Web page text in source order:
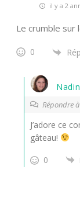
il y a 2
Le crumble sur
0
Répondre à
J’adore ce
gâteau!
0